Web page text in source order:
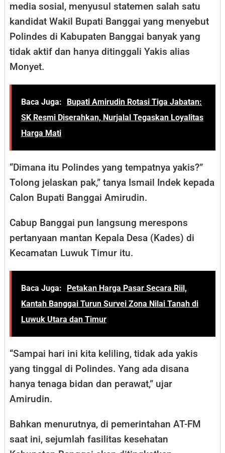
media sosial, menyusul statemen salah satu
kandidat Wakil Bupati Banggai yang menyebut
Polindes di Kabupaten Banggai banyak yang
tidak aktif dan hanya ditinggali Yakis alias
Monyet.
Baca Juga:
Bupati Amirudin Rotasi Tiga Jabatan:
SK Resmi Diserahkan, Nurjalal Tegaskan Loyalitas
Harga Mati
“Dimana itu Polindes yang tempatnya yakis?”
Tolong jelaskan pak,” tanya Ismail Indek kepada
Calon Bupati Banggai Amirudin.
Cabup Banggai pun langsung merespons
pertanyaan mantan Kepala Desa (Kades) di
Kecamatan Luwuk Timur itu.
Baca Juga:
Petakan Harga Pasar Secara Riil,
Kantah Banggai Turun Survei Zona Nilai Tanah di
Luwuk Utara dan Timur
“Sampai hari ini kita keliling, tidak ada yakis
yang tinggal di Polindes. Yang ada disana
hanya tenaga bidan dan perawat,” ujar
Amirudin.
Bahkan menurutnya, di pemerintahan AT-FM
saat ini, sejumlah fasilitas kesehatan